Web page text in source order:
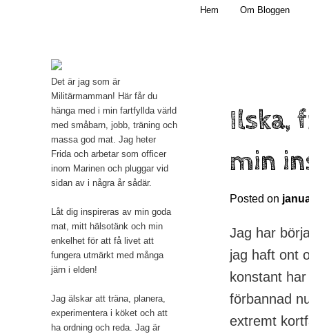
Mamma, militär och märkbart obekväm
Hem Om Bloggen
Ilska,
min
Posted on
Jag har
jag haft ont
konstant
förbannad
extremt
Det är jag som är
Militärmamman! Här får du
hänga med i min fartfyllda värld
med småbarn, jobb, träning och
massa god mat. Jag heter
Frida och arbetar som officer
inom Marinen och pluggar vid
sidan av i några år sådär.
Låt dig inspireras av min goda
mat, mitt hälsotänk och min
enkelhet för att få livet att
fungera utmärkt med många
järn i elden!
Jag älskar att träna, planera,
experimentera i köket och att
ha ordning och reda. Jag är